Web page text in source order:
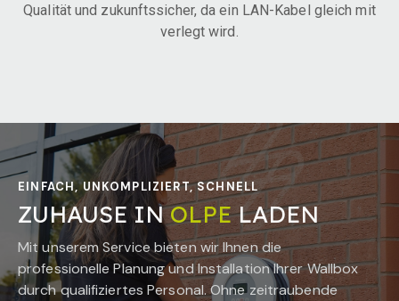
Qualität und zukunftssicher, da ein LAN-Kabel gleich mit
verlegt wird.
EINFACH, UNKOMPLIZIERT, SCHNELL
ZUHAUSE INOLPELADEN
Mit unserem Service bieten wir Ihnen die
professionelle Planung und Installation Ihrer Wallbox
durch qualifiziertes Personal. Ohne zeitraubende